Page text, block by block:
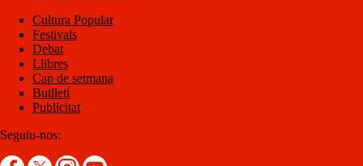
Cultura Popular
Festivals
Debat
Llibres
Cap de setmana
Butlletí
Publicitat
Seguiu-nos: